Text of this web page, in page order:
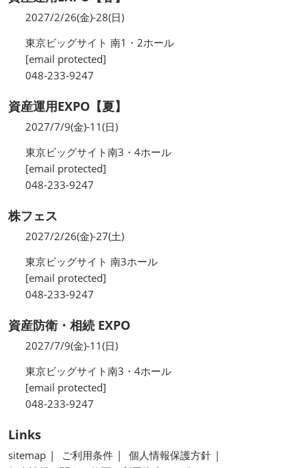
2027/2/26(金)-28(日)
東京ビッグサイト 南1・2ホール
[email protected]
048-233-9247
資産運用EXPO【夏】
2027/7/9(金)-11(日)
東京ビッグサイト南3・4ホール
[email protected]
048-233-9247
株フェス
2027/2/26(金)-27(土)
東京ビッグサイト 南3ホール
[email protected]
048-233-9247
資産防衛・相続 EXPO
2027/7/9(金)-11(日)
東京ビッグサイト南3・4ホール
[email protected]
048-233-9247
Links
sitemap ご利用条件
個人情報保護方針